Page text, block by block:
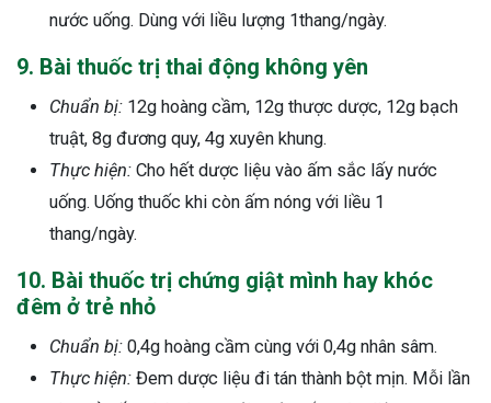
nước uống. Dùng với liều lượng 1thang/ngày.
9. Bài thuốc trị thai động không yên
Chuẩn bị: 12g hoàng cầm, 12g thược dược, 12g bạch
truật, 8g đương quy, 4g xuyên khung.
Thực hiện: Cho hết dược liệu vào ấm sắc lấy nước
uống. Uống thuốc khi còn ấm nóng với liều 1
thang/ngày.
10. Bài thuốc trị chứng giật mình hay khóc
đêm ở trẻ nhỏ
Chuẩn bị: 0,4g hoàng cầm cùng với 0,4g nhân sâm.
Thực hiện: Đem dược liệu đi tán thành bột mịn. Mỗi lần